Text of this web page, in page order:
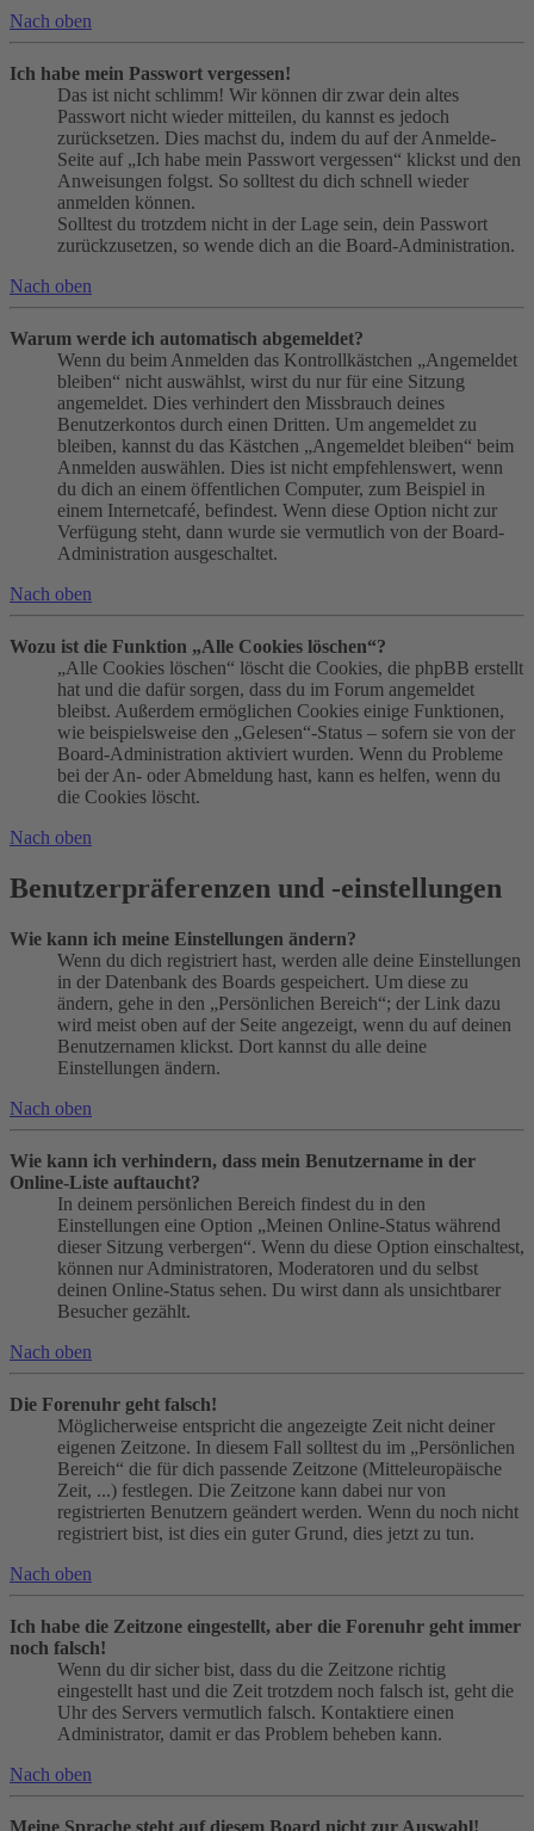
Nach oben
Ich habe mein Passwort vergessen!
Das ist nicht schlimm! Wir können dir zwar dein altes
Passwort nicht wieder mitteilen, du kannst es jedoch
zurücksetzen. Dies machst du, indem du auf der Anmelde-
Seite auf „Ich habe mein Passwort vergessen“ klickst und den
Anweisungen folgst. So solltest du dich schnell wieder
anmelden können.
Solltest du trotzdem nicht in der Lage sein, dein Passwort
zurückzusetzen, so wende dich an die Board-Administration.
Nach oben
Warum werde ich automatisch abgemeldet?
Wenn du beim Anmelden das Kontrollkästchen „Angemeldet
bleiben“ nicht auswählst, wirst du nur für eine Sitzung
angemeldet. Dies verhindert den Missbrauch deines
Benutzerkontos durch einen Dritten. Um angemeldet zu
bleiben, kannst du das Kästchen „Angemeldet bleiben“ beim
Anmelden auswählen. Dies ist nicht empfehlenswert, wenn
du dich an einem öffentlichen Computer, zum Beispiel in
einem Internetcafé, befindest. Wenn diese Option nicht zur
Verfügung steht, dann wurde sie vermutlich von der Board-
Administration ausgeschaltet.
Nach oben
Wozu ist die Funktion „Alle Cookies löschen“?
„Alle Cookies löschen“ löscht die Cookies, die phpBB erstellt
hat und die dafür sorgen, dass du im Forum angemeldet
bleibst. Außerdem ermöglichen Cookies einige Funktionen,
wie beispielsweise den „Gelesen“-Status – sofern sie von der
Board-Administration aktiviert wurden. Wenn du Probleme
bei der An- oder Abmeldung hast, kann es helfen, wenn du
die Cookies löscht.
Nach oben
Benutzerpräferenzen und -einstellungen
Wie kann ich meine Einstellungen ändern?
Wenn du dich registriert hast, werden alle deine Einstellungen
in der Datenbank des Boards gespeichert. Um diese zu
ändern, gehe in den „Persönlichen Bereich“; der Link dazu
wird meist oben auf der Seite angezeigt, wenn du auf deinen
Benutzernamen klickst. Dort kannst du alle deine
Einstellungen ändern.
Nach oben
Wie kann ich verhindern, dass mein Benutzername in der
Online-Liste auftaucht?
In deinem persönlichen Bereich findest du in den
Einstellungen eine Option „Meinen Online-Status während
dieser Sitzung verbergen“. Wenn du diese Option einschaltest,
können nur Administratoren, Moderatoren und du selbst
deinen Online-Status sehen. Du wirst dann als unsichtbarer
Besucher gezählt.
Nach oben
Die Forenuhr geht falsch!
Möglicherweise entspricht die angezeigte Zeit nicht deiner
eigenen Zeitzone. In diesem Fall solltest du im „Persönlichen
Bereich“ die für dich passende Zeitzone (Mitteleuropäische
Zeit, ...) festlegen. Die Zeitzone kann dabei nur von
registrierten Benutzern geändert werden. Wenn du noch nicht
registriert bist, ist dies ein guter Grund, dies jetzt zu tun.
Nach oben
Ich habe die Zeitzone eingestellt, aber die Forenuhr geht immer
noch falsch!
Wenn du dir sicher bist, dass du die Zeitzone richtig
eingestellt hast und die Zeit trotzdem noch falsch ist, geht die
Uhr des Servers vermutlich falsch. Kontaktiere einen
Administrator, damit er das Problem beheben kann.
Nach oben
Meine Sprache steht auf diesem Board nicht zur Auswahl!